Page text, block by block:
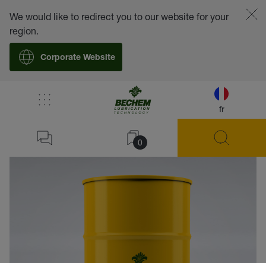
fr
0
We would like to redirect you to our website for your
region.
Corporate Website